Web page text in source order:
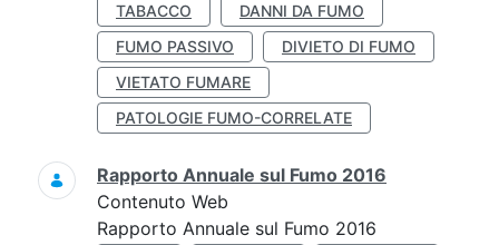
TABACCO
DANNI DA FUMO
FUMO PASSIVO
DIVIETO DI FUMO
VIETATO FUMARE
PATOLOGIE FUMO-CORRELATE
Rapporto Annuale sul Fumo 2016
Contenuto Web
Rapporto Annuale sul Fumo 2016